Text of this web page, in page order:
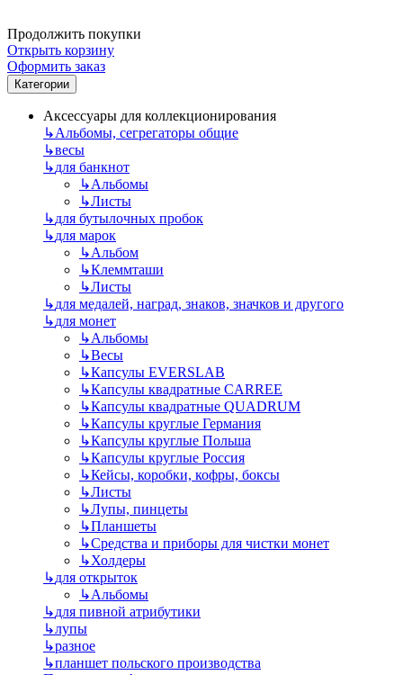
Продолжить покупки
Открыть корзину
Оформить заказ
Категории
Аксессуары для коллекционирования
↳Альбомы, сегрегаторы общие
↳весы
↳для банкнот
↳Альбомы
↳Листы
↳для бутылочных пробок
↳для марок
↳Альбом
↳Клеммташи
↳Листы
↳для медалей, наград, знаков, значков и другого
↳для монет
↳Альбомы
↳Весы
↳Капсулы EVERSLAB
↳Капсулы квадратные CARREE
↳Капсулы квадратные QUADRUM
↳Капсулы круглые Германия
↳Капсулы круглые Польша
↳Капсулы круглые Россия
↳Кейсы, коробки, кофры, боксы
↳Листы
↳Лупы, пинцеты
↳Планшеты
↳Средства и приборы для чистки монет
↳Холдеры
↳для открыток
↳Альбомы
↳для пивной атрибутики
↳лупы
↳разное
↳планшет польского производства